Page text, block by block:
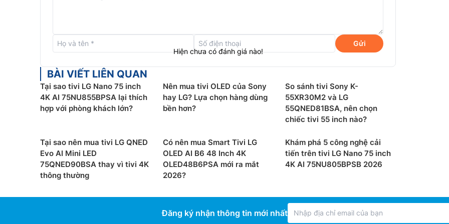
Hệ điều hành WebOS 26 Re:New Program
Tivi LG 43 Inch 4K 43UA8055PSA được cài đặt sẵn hệ điều hành WebOS 26 tích hợp kho
ứng dụng giải trí và đa dạng các tiện ích đi kèm. LG còn cam kết duy trì nâng cấp hệ điều
hành cho sản phẩm trong 5 năm liên tiếp để các tính năng, công nghệ mới được tiếp cận
Gửi
Hiện chưa có đánh giá nào!
BÀI VIẾT LIÊN QUAN
Tại sao tivi LG Nano 75 inch
4K AI 75NU855BPSA lại thích
hợp với phòng khách lớn?
Nên mua tivi OLED của Sony
hay LG? Lựa chọn hàng dùng
bền hơn?
So sánh tivi Sony K-
55XR30M2 và LG
55QNED81BSA, nên chọn
chiếc tivi 55 inch nào?
Tại sao nên mua tivi LG QNED
Evo AI Mini LED
75QNED90BSA thay vì tivi 4K
thông thường
Có nên mua Smart Tivi LG
OLED AI B6 48 Inch 4K
OLED48B6PSA mới ra mắt
2026?
Khám phá 5 công nghệ cải
tiến trên tivi LG Nano 75 inch
4K AI 75NU805BPSB 2026
Đăng ký nhận thông tin mới nhất